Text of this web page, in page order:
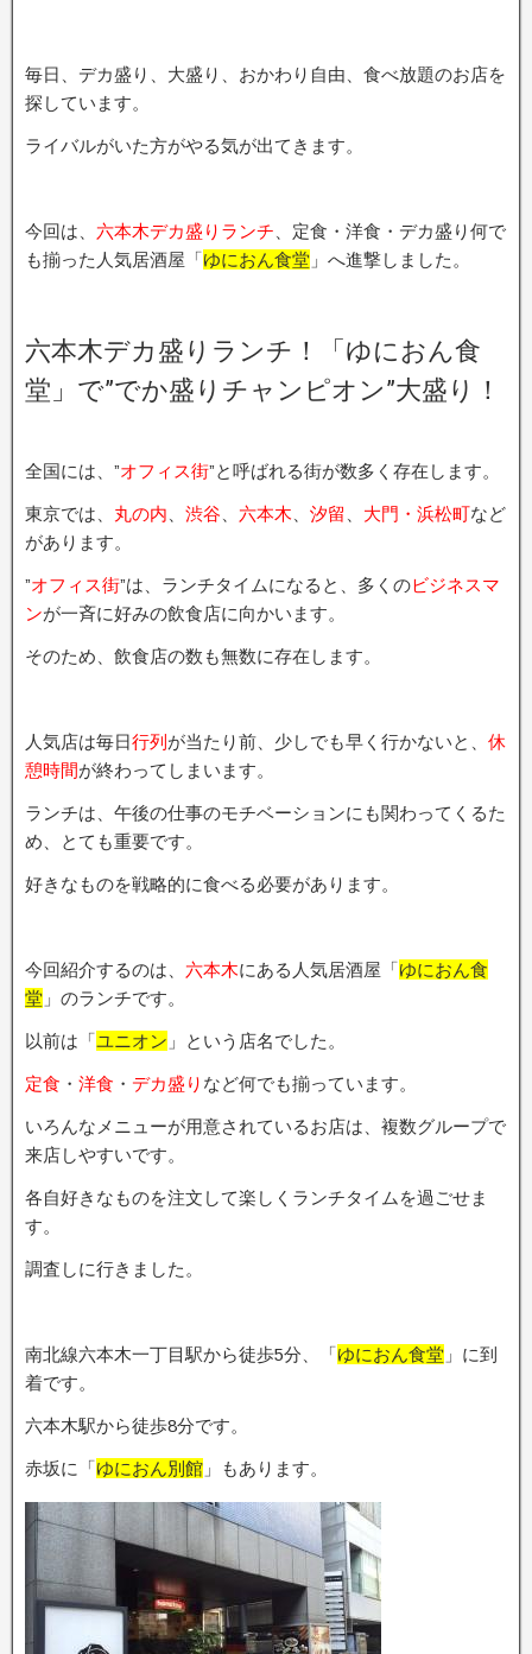
毎日、デカ盛り、大盛り、おかわり自由、食べ放題のお店を
探しています。
ライバルがいた方がやる気が出てきます。
今回は、 六本木デカ盛りランチ 、定食・洋食・デカ盛り何で
も揃った人気居酒屋「ゆにおん食堂 」へ進撃しました。
六本木デカ盛りランチ！「ゆにおん食
堂」で”でか盛りチャンピオン”大盛り！
全国には、”オフィス街”と呼ばれる街が数多く存在します。
東京では、 丸の内 渋谷 六本木 汐留 大門・浜松町など
があります。
”オフィス街”は、ランチタイムになると、多くのビジネスマ
ンが一斉に好みの飲食店に向かいます。
そのため、飲食店の数も無数に存在します。
人気店は毎日行列 が当たり前、少しでも早く行かないと、 休
憩時間が終わってしまいます。
ランチは、午後の仕事のモチベーションにも関わってくるた
め、とても重要です。
好きなものを戦略的に食べる必要があります。
今回紹介するのは、 六本木にある人気居酒屋「ゆにおん食
堂 」のランチです。
以前は「ユニオン 」という店名でした。
定食 ・ 洋食 ・ デカ盛り など何でも揃っています。
いろんなメニューが用意されているお店は、複数グループで
来店しやすいです。
各自好きなものを注文して楽しくランチタイムを過ごせま
す。
調査しに行きました。
南北線六本木一丁目駅から徒歩5分、「ゆにおん食堂 」に到
着です。
六本木駅から徒歩8分です。
赤坂に「ゆにおん別館 」もあります。